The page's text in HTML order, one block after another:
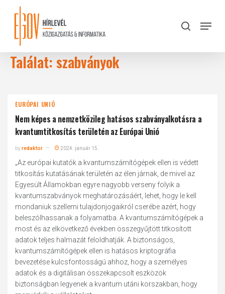
content
search
Menu
Találat: szabványok
EURÓPAI UNIÓ
Nem képes a nemzetközileg hatásos szabvány­alkotásra a
kvantumtitkosítás területén az Európai Unió
byredaktor 2024. január 15.
„Az európai kutatók a kvantumszámítógépek ellen is védett
titkosítás kutatásának területén az élen járnak, de mivel az
Egyesült Államokban egyre nagyobb verseny folyik a
kvantumszabványok meghatározásáért, lehet, hogy le kell
mondaniuk szellemi tulajdonjogaikról cserébe azért, hogy
beleszólhassanak a folyamatba. A kvantumszámítógépek a
most és az elkövetkező években összegyűjtött titkosított
adatok teljes halmazát feloldhatják. A biztonságos,
kvantumszámítógépek ellen is hatásos kriptográfia
bevezetése kulcsfontosságú ahhoz, hogy a személyes
adatok és a digitálisan összekapcsolt eszközök
biztonságban legyenek a kvantum utáni korszakban, hogy
Close